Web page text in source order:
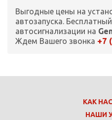
Выгодные цены на
автозапуска.
автосигнализации на
Ждем Вашего звонка +7
КАК
НАШИ